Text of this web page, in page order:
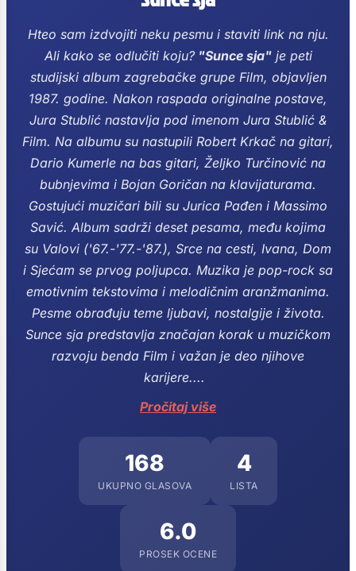
Hteo sam izdvojiti neku pesmu i staviti link na nju.
Ali kako se odlučiti koju? "Sunce sja"je peti
studijski album zagrebačke grupe Film, objavljen
1987. godine. Nakon raspada originalne postave,
Jura Stublić nastavlja pod imenom Jura Stublić &
Film. Na albumu su nastupili Robert Krkač na gitari,
Dario Kumerle na bas gitari, Željko Turčinović na
bubnjevima i Bojan Goričan na klavijaturama.
Gostujući muzičari bili su Jurica Pađen i Massimo
Savić. Album sadrži deset pesama, među kojima
su Valovi ('67.-'77.-'87.), Srce na cesti, Ivana, Dom
i Sjećam se prvog poljupca. Muzika je pop-rock sa
emotivnim tekstovima i melodičnim aranžmanima.
Pesme obrađuju teme ljubavi, nostalgije i života.
Sunce sja predstavlja značajan korak u muzičkom
razvoju benda Film i važan je deo njihove
karijere....
Pročitaj više
168
UKUPNO GLASOVA
4
LISTA
6.0
PROSEK OCENE